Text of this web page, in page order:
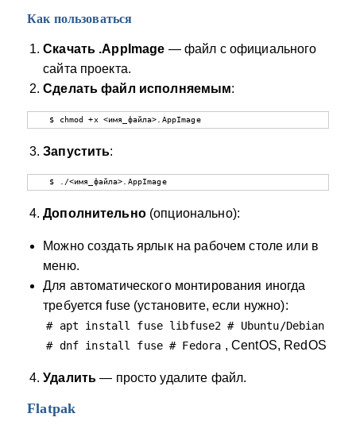
Как пользоваться
Скачать .AppImage — файл с официального
сайта проекта.
Сделать файл исполняемым:
   $ chmod +x <имя_файла>.AppImage
Запустить:
   $ ./<имя_файла>.AppImage
Дополнительно(опционально):
Можно создать ярлык на рабочем столе или в
меню.
Для автоматического монтирования иногда
требуется fuse (установите, если нужно):
# apt install fuse libfuse2 # Ubuntu/Debian
# dnf install fuse # Fedora , CentOS, RedOS
Удалить — просто удалите файл.
Flatpak